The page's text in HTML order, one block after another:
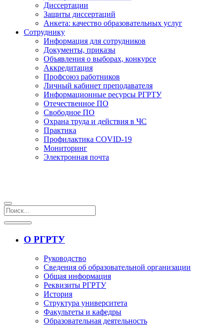
Диссертации
Защиты диссертаций
Анкета: качество образовательных услуг
Сотруднику
Информация для сотрудников
Документы, приказы
Объявления о выборах, конкурсе
Аккредитация
Профсоюз работников
Личный кабинет преподавателя
Информационные ресурсы РГРТУ
Отечественное ПО
Свободное ПО
Охрана труда и действия в ЧС
Практика
Профилактика COVID-19
Мониторинг
Электронная почта
О РГРТУ
Руководство
Сведения об образовательной организации
Общая информация
Реквизиты РГРТУ
История
Структура университета
Факультеты и кафедры
Образовательная деятельность